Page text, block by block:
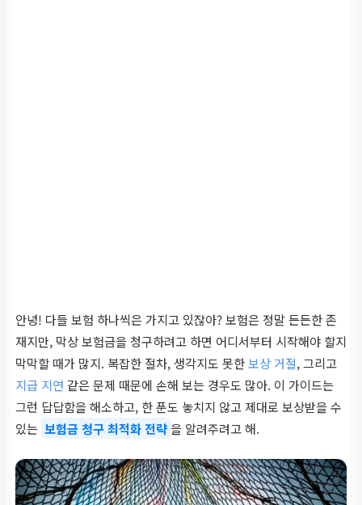
안녕! 다들 보험 하나씩은 가지고 있잖아? 보험은 정말 든든한 존
재지만, 막상 보험금을 청구하려고 하면 어디서부터 시작해야 할지
막막할 때가 많지. 복잡한 절차, 생각지도 못한보상 거절, 그리고
지급 지연 같은 문제 때문에 손해 보는 경우도 많아. 이 가이드는
그런 답답함을 해소하고, 한 푼도 놓치지 않고 제대로 보상받을 수
있는 보험금 청구 최적화 전략을 알려주려고 해.